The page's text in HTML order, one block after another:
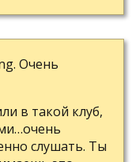
Очень
в такой клуб,
слушать. Ты